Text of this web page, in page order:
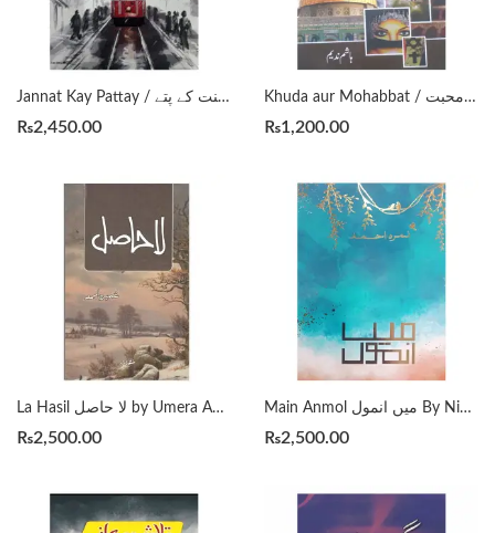
Jannat Kay Pattay / جنت کے پتے by Nimrah Ahmed
₨2,450.00
Khuda aur Mohabbat / خدا اور محبت by Hashim Nadeem
₨1,200.00
La Hasil لا حاصل by Umera Ahmed
₨2,500.00
Main Anmol میں انمول By Nimra Ahmed
₨2,500.00